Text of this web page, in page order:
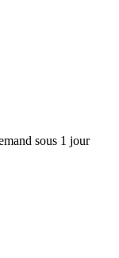
sous 1 jour